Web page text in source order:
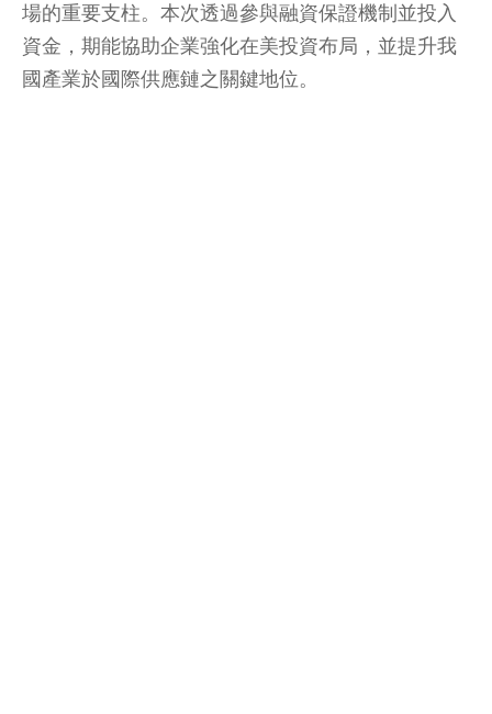
場的重要支柱。本次透過參與融資保證機制並投入
資金，期能協助企業強化在美投資布局，並提升我
國產業於國際供應鏈之關鍵地位。